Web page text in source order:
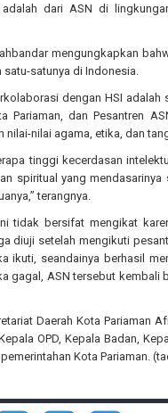
dari ASN di
mengungkapkan
satunya di Indonesia.
dengan HSI adalah
Pariaman, dan Pesantren
nilai agama, etika, dan
tinggi kecerdasan
spiritual yang
terangnya.
tidak bersifat mengikat
diuji setelah mengikuti
ikuti, seandainya berhasil
gagal, ASN tersebut kembali
Daerah Kota Pariaman
OPD, Kepala Badan,
Kota Pariaman.